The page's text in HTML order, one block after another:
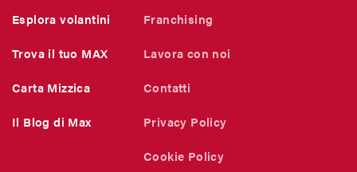
Esplora volantini
Trova il tuo MAX
Carta Mizzica
Il Blog di Max
Franchising
Lavora con noi
Contatti
Privacy Policy
Cookie Policy